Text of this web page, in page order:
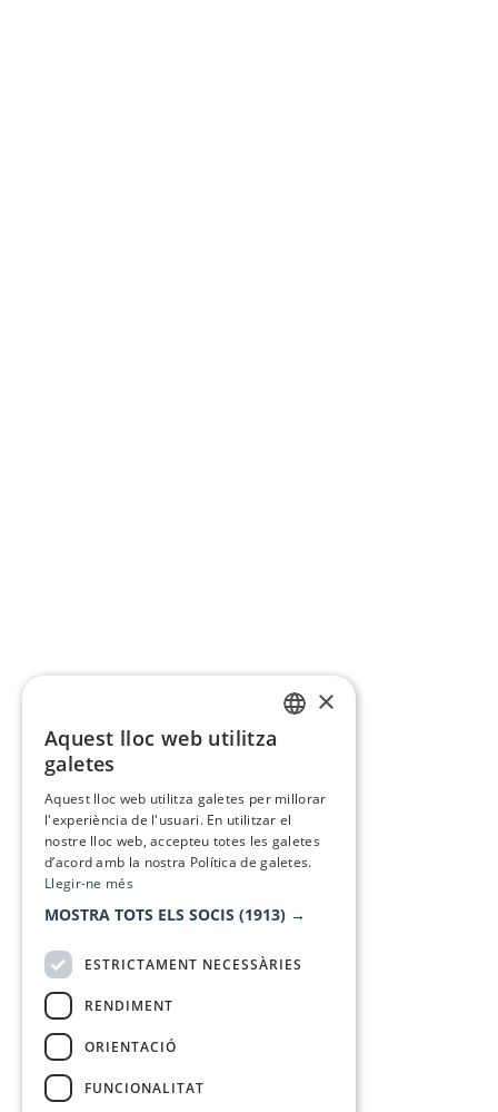
×
Aquest lloc web utilitza
galetes
Aquest lloc web utilitza galetes per millorar
l'experiència de l'usuari. En utilitzar el
nostre lloc web, accepteu totes les galetes
d’acord amb la nostra Política de galetes.
Llegir-ne més
MOSTRA TOTS ELS SOCIS (1913) →
ESTRICTAMENT NECESSÀRIES
RENDIMENT
ORIENTACIÓ
FUNCIONALITAT